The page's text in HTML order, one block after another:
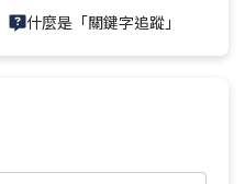
什麼是「關鍵字追蹤」